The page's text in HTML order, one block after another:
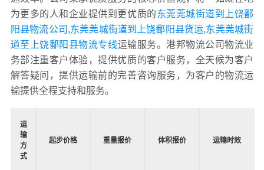
为更多的人和企业提供到更优质的东莞莞城街道到上饶鄱
阳县物流公司,东莞莞城街道到上饶鄱阳县货运,东莞莞城街
道至上饶鄱阳县物流专线运输服务。港邦物流公司物流业
务部注重客户体验，提供优质的客户服务，全天候为客户
解答疑问，提供运输前的完善咨询服务，为客户的物流运
输提供全程支持和服务。
运
输
方
式
起步价格 重量报价 体积报价 运输时效